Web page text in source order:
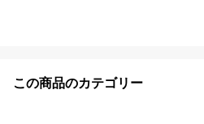
この商品のカテゴリー